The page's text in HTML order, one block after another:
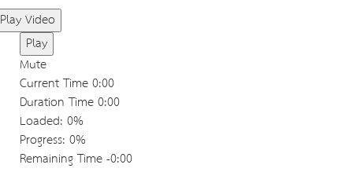
Play Video
Play
Mute
Current Time0:00
Duration Time0:00
Loaded: 0%
Progress: 0%
Remaining Time-0:00